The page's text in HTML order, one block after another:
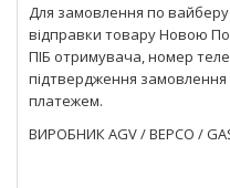
Для замовлення по вайберу
відправки товару Новою
ПІБ отримувача, номер
підтвердження
платежем.
ВИРОБНИК AGV / BEPCO /